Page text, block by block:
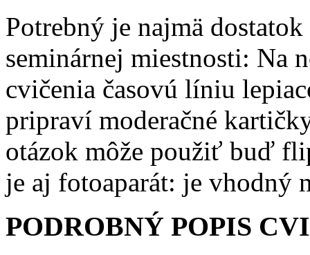
Potrebný je najmä
seminárnej miestnosti: Na
cvičenia časovú líniu
pripraví moderačné
otázok môže použiť buď
je aj fotoaparát: je vhodný
PODROBNÝ POPIS